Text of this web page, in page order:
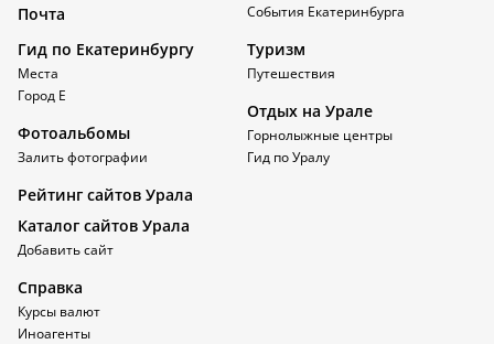
Почта
События Екатеринбурга
Гид по Екатеринбургу
Места
Город Е
Фотоальбомы
Залить фотографии
Туризм
Путешествия
Отдых на Урале
Горнолыжные центры
Гид по Уралу
Рейтинг сайтов Урала
Каталог сайтов Урала
Добавить сайт
Справка
Курсы валют
Иноагенты